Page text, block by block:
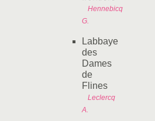
Hennebicq
G.
Labbaye
des
Dames
de
Flines
Leclercq
A.